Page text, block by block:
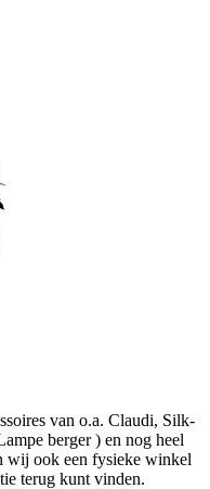
van o.a. Claudi, Silk-
berger ) en nog heel
wij ook een fysieke winkel
terug kunt vinden.